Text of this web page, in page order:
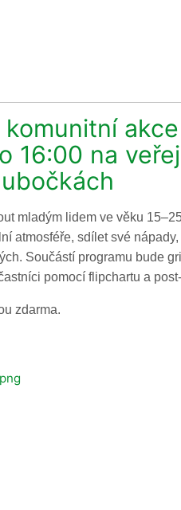
komunitní
16:00 na
mladým lidem ve věku
atmosféře, sdílet své
Součástí programu bude
pomocí flipchartu a
zdarma.